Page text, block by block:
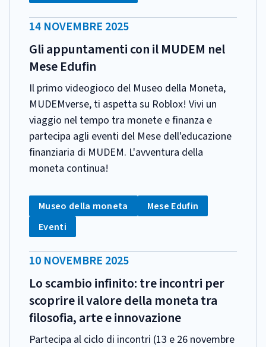
DATA
PUBBLICAZIONE:
14 NOVEMBRE 2025
Gli appuntamenti con il MUDEM nel
Mese Edufin
Il primo videogioco del Museo della Moneta,
MUDEMverse, ti aspetta su Roblox! Vivi un
viaggio nel tempo tra monete e finanza e
partecipa agli eventi del Mese dell'educazione
finanziaria di MUDEM. L'avventura della
moneta continua!
CATEGORIA:
Tag:
Museo della moneta Tag:
Mese Edufin
Tag:
Eventi
DATA
PUBBLICAZIONE:
10 NOVEMBRE 2025
Lo scambio infinito: tre incontri per
scoprire il valore della moneta tra
filosofia, arte e innovazione
Partecipa al ciclo di incontri (13 e 26 novembre